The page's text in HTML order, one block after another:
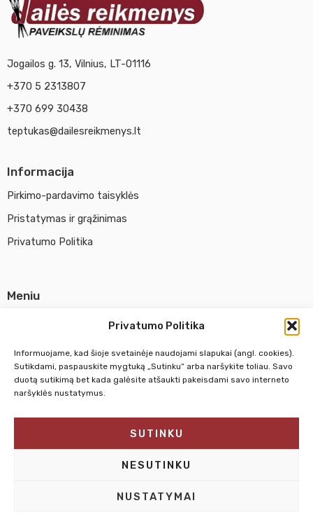
Privatumo Politika
Informuojame, kad šioje svetainėje naudojami slapukai (angl. cookies).
Sutikdami, paspauskite mygtuką „Sutinku“ arba naršykite toliau. Savo
duotą sutikimą bet kada galėsite atšaukti pakeisdami savo interneto
naršyklės nustatymus.
SUTINKU
NESUTINKU
NUSTATYMAI
Jogailos g. 13, Vilnius, LT-01116
+370 5 2313807
+370 699 30438
teptukas@dailesreikmenys.lt
Informacija
Pirkimo-pardavimo taisyklės
Pristatymas ir grąžinimas
Privatumo Politika
Meniu
Susisiekti su mumis